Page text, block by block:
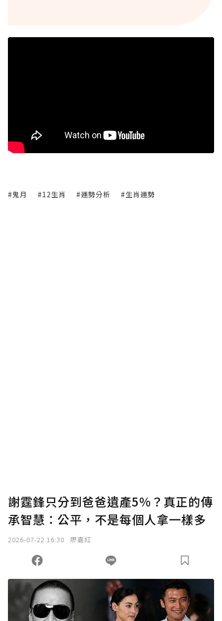
#鬼月 #12生肖 #運勢分析 #生肖運勢
謝霆鋒只分到爸爸遺產5%？真正的傳
承智慧：公平，不是每個人拿一樣多
2026-07-22 16:30 廖嘉紅